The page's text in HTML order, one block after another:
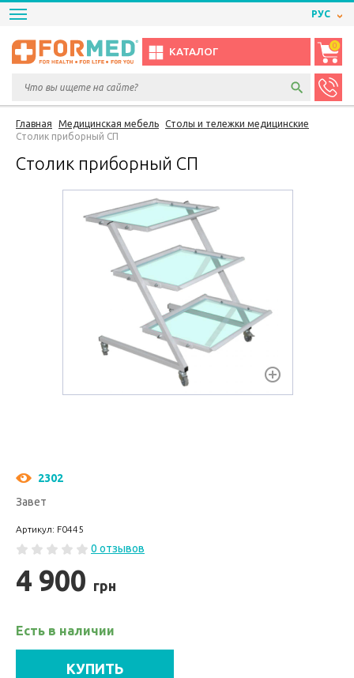
РУС
КАТАЛОГ
0
Главная Медицинская мебель
Столы и тележки медицинские
Столик приборный СП
Столик приборный СП
2302
Завет
Артикул: F0445
0 отзывов
4 900 грн
Есть в наличии
КУПИТЬ